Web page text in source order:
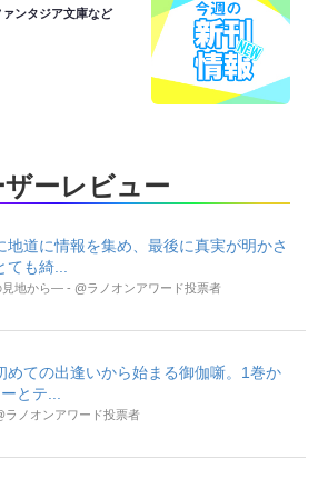
ンタジア文庫など
ーレビュー
地道に情報を集め、最後に真実が明かさ
ても綺...
地から― - @ラノオンアワード投票者
めての出逢いから始まる御伽噺。1巻か
とテ...
ラノオンアワード投票者